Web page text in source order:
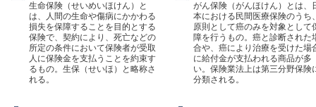
生命保険（せいめいほけん）と
は、人間の生命や傷病にかかわる
損失を保障することを目的とする
保険で、契約により、死亡などの
所定の条件において保険者が受取
人に保険金を支払うことを約束す
るもの。生保（せいほ）と略称さ
れる。
がん保険（がんほけん）とは、
本における民間医療保険のうち
原則として癌のみを対象として
障を行うもの。癌と診断された
合や、癌により治療を受けた場
に給付金が支払われる商品が多
い。保険業法上は第三分野保険
分類される。